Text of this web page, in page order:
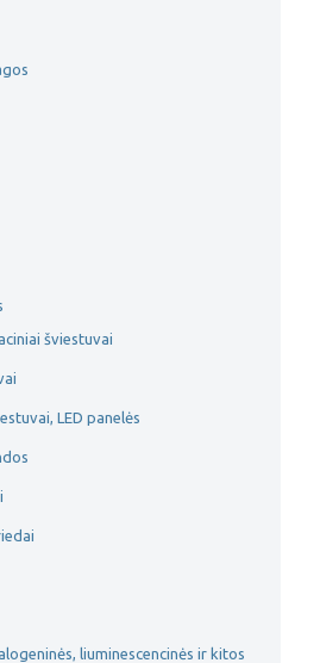
šviestuvai
LED panelės
liuminescencinės ir kitos